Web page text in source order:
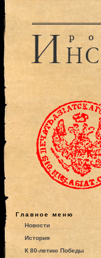
Главное меню
Новости
История
К 80-летию Победы